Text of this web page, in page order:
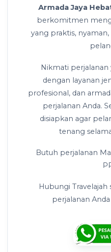
Armada Jaya
berkomitmen
yang praktis,
Nikmati
dengan layanan
profesional, dan
perjalanan Anda.
disiapkan agar
tenang
Butuh perjalanan
Hubungi Travelajah
perjalanan